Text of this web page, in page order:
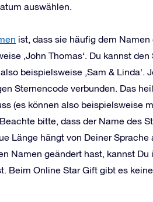
auswählen.
ist, dass sie häufig dem
‚John Thomas‘. Du kannst
beispielsweise ‚Sam & Linda‘.
Sternencode verbunden. Das
(es können also beispielsweise
bitte, dass der Name des
Länge hängt von Deiner Sprache
Namen geändert hast, kannst Du
Beim Online Star Gift gibt es